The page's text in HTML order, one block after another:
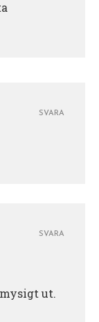
SVARA
ut.
SVARA